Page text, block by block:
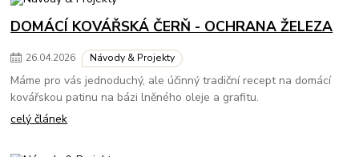
DOMÁCÍ KOVÁŘSKÁ ČERŇ - OCHRANA ŽELEZA
26.04.2026 Návody & Projekty
Máme pro vás jednoduchý, ale účinný tradiční recept na domácí
kovářskou patinu na bázi lněného oleje a grafitu.
celý článek